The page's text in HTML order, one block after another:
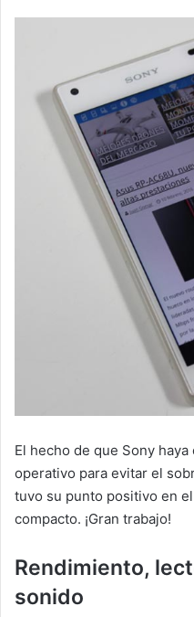
El hecho de que Sony
operativo para evitar el
tuvo su punto positivo en
compacto. ¡Gran trabajo!
Rendimiento,
sonido